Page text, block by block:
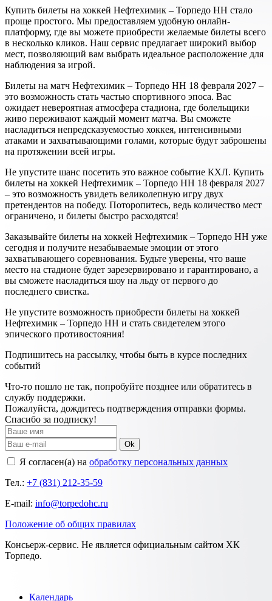
Купить билеты на хоккей Нефтехимик – Торпедо НН стало
проще простого. Мы предоставляем удобную онлайн-
платформу, где вы можете приобрести желаемые билеты всего
в несколько кликов. Наш сервис предлагает широкий выбор
мест, позволяющий вам выбрать идеальное расположение для
наблюдения за игрой.
Билеты на матч Нефтехимик – Торпедо НН 18 февраля 2027 –
это возможность стать частью спортивного эпоса. Вас
ожидает невероятная атмосфера стадиона, где болельщики
живо переживают каждый момент матча. Вы сможете
насладиться непредсказуемостью хоккея, интенсивными
атаками и захватывающими голами, которые будут заброшены
на протяжении всей игры.
Не упустите шанс посетить это важное событие КХЛ. Купить
билеты на хоккей Нефтехимик – Торпедо НН 18 февраля 2027
– это возможность увидеть великолепную игру двух
претендентов на победу. Поторопитесь, ведь количество мест
ограничено, и билеты быстро расходятся!
Заказывайте билеты на хоккей Нефтехимик – Торпедо НН уже
сегодня и получите незабываемые эмоции от этого
захватывающего соревнования. Будьте уверены, что ваше
место на стадионе будет зарезервировано и гарантировано, а
вы сможете насладиться шоу на льду от первого до
последнего свистка.
Не упустите возможность приобрести билеты на хоккей
Нефтехимик – Торпедо НН и стать свидетелем этого
эпического противостояния!
Подпишитесь на рассылку, чтобы быть в курсе последних
событий
Что-то пошло не так, попробуйте позднее или обратитесь в
службу поддержки.
Пожалуйста, дождитесь подтверждения отправки формы.
Спасибо за подписку!
Ok
Я согласен(а) на обработку персональных данных
Тел.: +7 (831) 212-35-59
E-mail: info@torpedohc.ru
Положение об общих правилах
Консьерж-сервис. Не является официальным сайтом ХК
Торпедо.
Календарь